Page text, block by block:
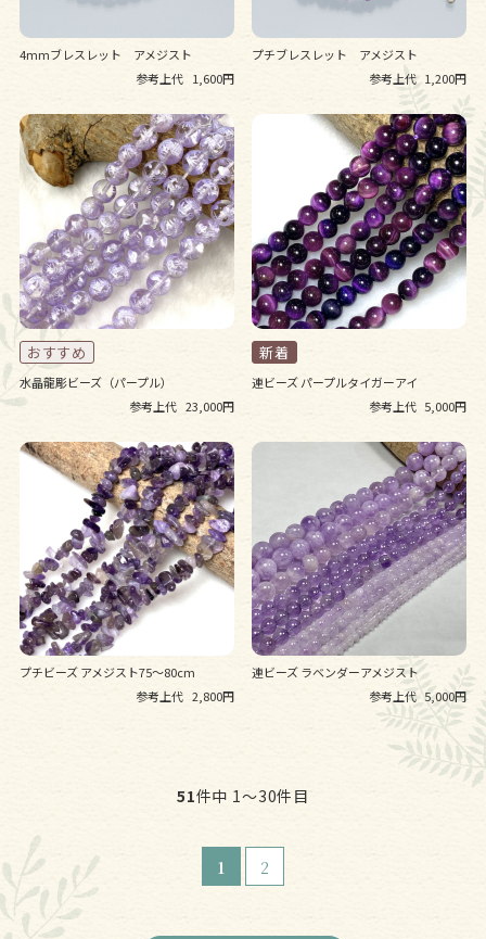
4mmブレスレット アメジスト
参考上代 1,600円
プチブレスレット アメジスト
参考上代 1,200円
水晶龍彫ビーズ（パープル）
参考上代 23,000円
連ビーズ パープルタイガーアイ
参考上代 5,000円
プチビーズ アメジスト75～80cm
参考上代 2,800円
連ビーズ ラベンダーアメジスト
参考上代 5,000円
51件中 1〜30件目
1 2